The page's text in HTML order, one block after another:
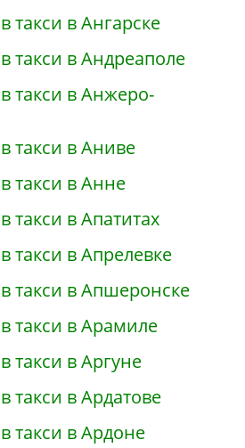
такси в Ангарске
такси в Андреаполе
такси в Анжеро-
такси в Аниве
такси в Анне
такси в Апатитах
такси в Апрелевке
такси в Апшеронске
такси в Арамиле
такси в Аргуне
такси в Ардатове
такси в Ардоне